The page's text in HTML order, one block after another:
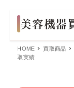
HOME 買取商品
取実績